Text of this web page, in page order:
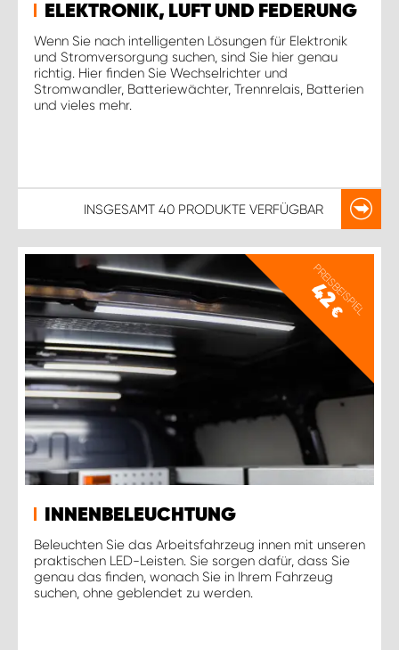
ELEKTRONIK, LUFT UND FEDERUNG
Wenn Sie nach intelligenten Lösungen für Elektronik
und Stromversorgung suchen, sind Sie hier genau
richtig. Hier finden Sie Wechselrichter und
Stromwandler, Batteriewächter, Trennrelais, Batterien
und vieles mehr.
INSGESAMT 40 PRODUKTE VERFÜGBAR
PREISBEISPIEL
42
€
INNENBELEUCHTUNG
Beleuchten Sie das Arbeitsfahrzeug innen mit unseren
praktischen LED-Leisten. Sie sorgen dafür, dass Sie
genau das finden, wonach Sie in Ihrem Fahrzeug
suchen, ohne geblendet zu werden.